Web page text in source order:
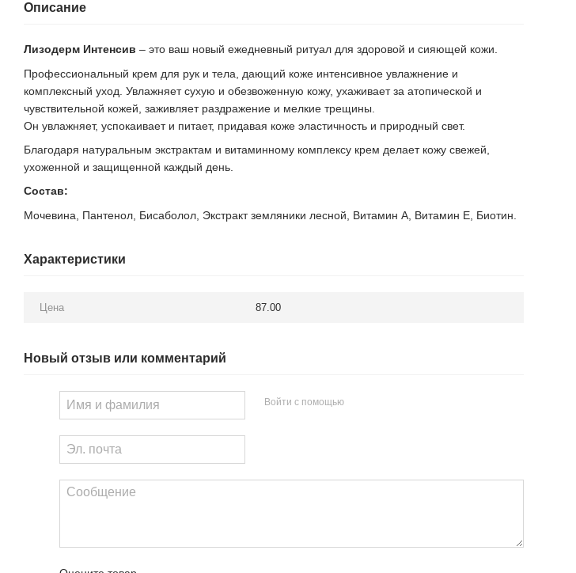
Описание
Лизодерм Интенсив – это ваш новый ежедневный ритуал для здоровой и сияющей кожи.
Профессиональный крем для рук и тела, дающий коже интенсивное увлажнение и
комплексный уход. Увлажняет сухую и обезвоженную кожу, ухаживает за атопической и
чувствительной кожей, заживляет раздражение и мелкие трещины.
Он увлажняет, успокаивает и питает, придавая коже эластичность и природный свет.
Благодаря натуральным экстрактам и витаминному комплексу крем делает кожу свежей,
ухоженной и защищенной каждый день.
Состав:
Мочевина, Пантенол, Бисаболол, Экстракт земляники лесной, Витамин А, Витамин Е, Биотин.
Характеристики
Цена 87.00
Новый отзыв или комментарий
Войти с помощью